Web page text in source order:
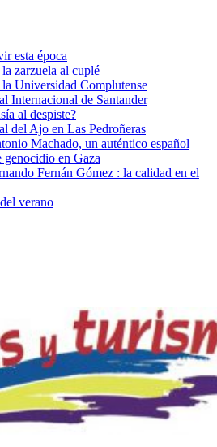
esta época
zarzuela al cuplé
Universidad Complutense
Internacional de Santander
al despiste?
del Ajo en Las Pedroñeras
Machado, un auténtico español
genocidio en Gaza
Fernán Gómez : la calidad en el
verano